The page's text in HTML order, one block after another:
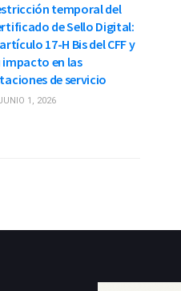
temporal del
de Sello Digital:
17-H Bis del CFF y
impacto en las
de servicio
1, 2026